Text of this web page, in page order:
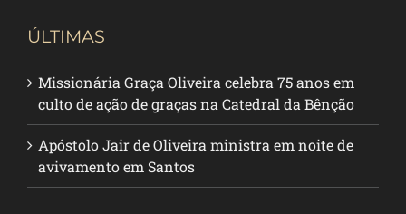
ÚLTIMAS
Missionária Graça Oliveira celebra 75 anos em
culto de ação de graças na Catedral da Bênção
Apóstolo Jair de Oliveira ministra em noite de
avivamento em Santos